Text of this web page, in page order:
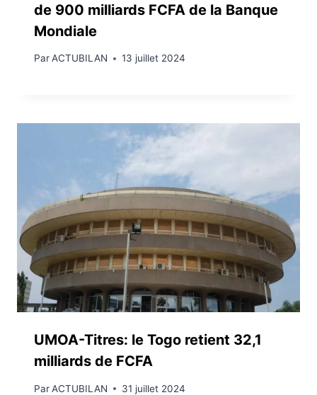
de 900 milliards FCFA de la Banque
Mondiale
ParACTUBILAN 13 juillet 2024
UMOA-Titres: le Togo retient 32,1
milliards de FCFA
ParACTUBILAN 31 juillet 2024